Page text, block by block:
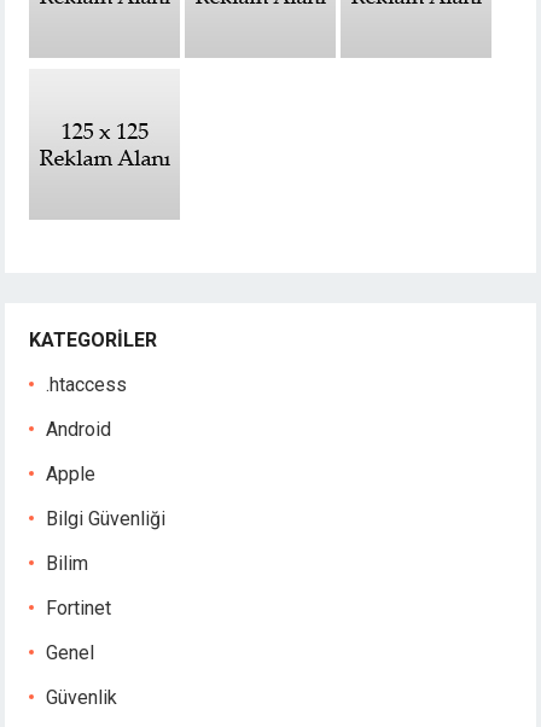
KATEGORILER
.htaccess
Android
Apple
Bilgi Güvenliği
Bilim
Fortinet
Genel
Güvenlik